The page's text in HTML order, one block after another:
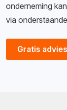
onderneming
via
Gratis